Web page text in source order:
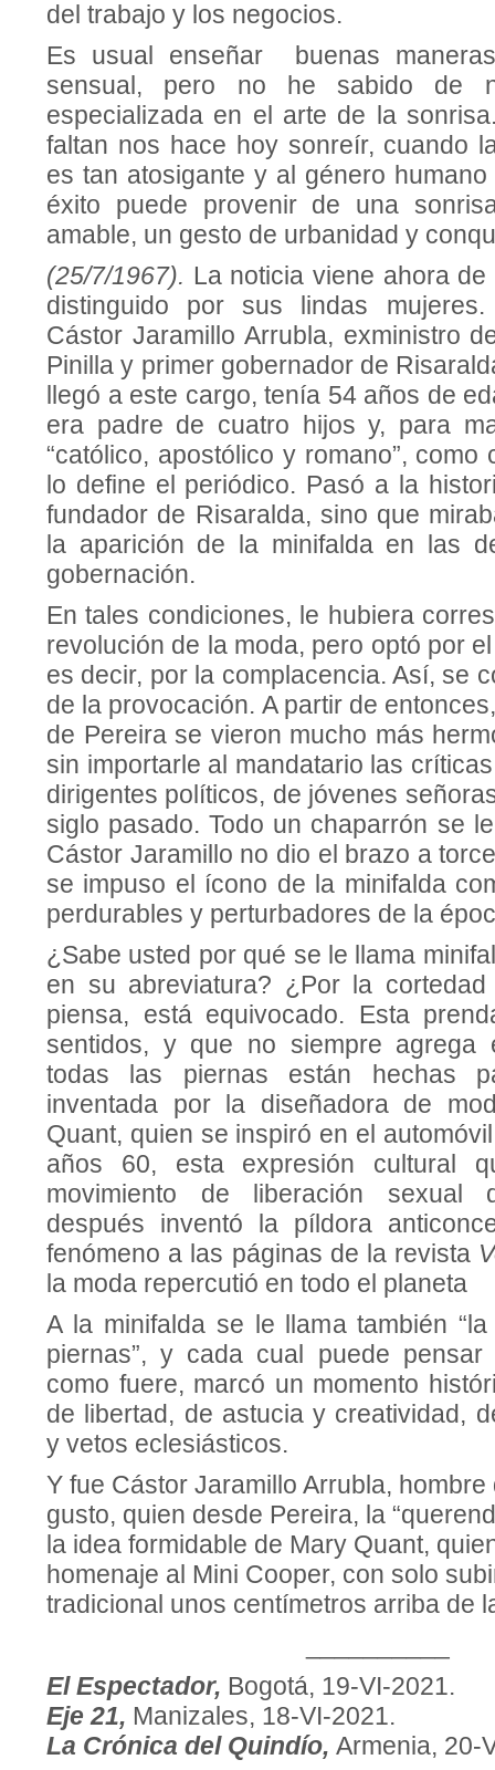
del trabajo y los negocios.
Es usual enseñar buenas
sensual, pero no he sabido de
especializada en el arte de la
faltan nos hace hoy sonreír, cuando
es tan atosigante y al género
éxito puede provenir de una
amable, un gesto de urbanidad y
(25/7/1967). La noticia viene ahora
distinguido por sus lindas
Cástor Jaramillo Arrubla, exministro
Pinilla y primer gobernador de
llegó a este cargo, tenía 54 años de
era padre de cuatro hijos y, para
“católico, apostólico y romano”, como
lo define el periódico. Pasó a la
fundador de Risaralda, sino que
la aparición de la minifalda en las
gobernación.
En tales condiciones, le hubiera
revolución de la moda, pero optó por
es decir, por la complacencia. Así, se
de la provocación. A partir de
de Pereira se vieron mucho más
sin importarle al mandatario las
dirigentes políticos, de jóvenes
siglo pasado. Todo un chaparrón se
Cástor Jaramillo no dio el brazo a
se impuso el ícono de la minifalda
perdurables y perturbadores de la
¿Sabe usted por qué se le llama
en su abreviatura? ¿Por la
piensa, está equivocado. Esta
sentidos, y que no siempre agrega
todas las piernas están hechas
inventada por la diseñadora de
Quant, quien se inspiró en el
años 60, esta expresión cultural
movimiento de liberación sexual
después inventó la píldora
fenómeno a las páginas de la revista
la moda repercutió en todo el planeta
A la minifalda se le llama también
piernas”, y cada cual puede
como fuere, marcó un momento
de libertad, de astucia y creatividad,
y vetos eclesiásticos.
Y fue Cástor Jaramillo Arrubla,
gusto, quien desde Pereira, la
la idea formidable de Mary Quant,
homenaje al Mini Cooper, con solo
tradicional unos centímetros arriba de
El Espectador, Bogotá, 19-VI-2021.
Eje 21, Manizales, 18-VI-2021.
La Crónica del Quindío, Armenia, 20-